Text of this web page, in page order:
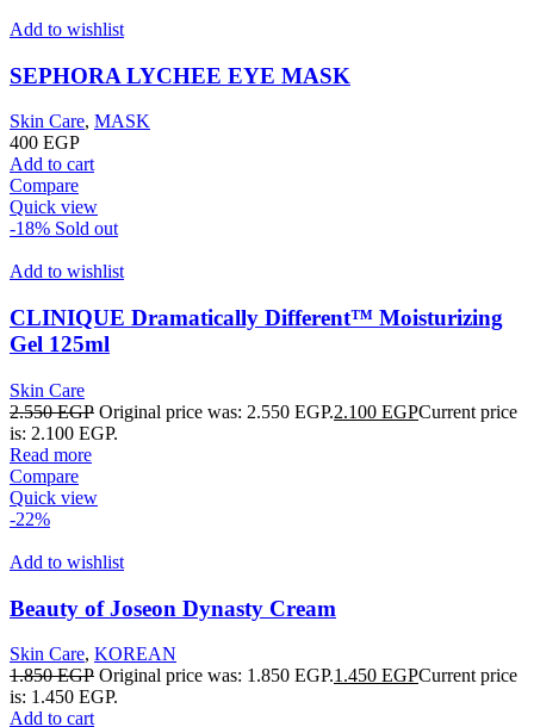
Add to wishlist
SEPHORA LYCHEE EYE MASK
Skin Care, MASK
400 EGP
Add to cart
Compare
Quick view
-18% Sold out
Add to wishlist
CLINIQUE Dramatically Different™ Moisturizing
Gel 125ml
Skin Care
2.550EGP Original price was: 2.550 EGP.2.100 EGPCurrent price
is: 2.100 EGP.
Read more
Compare
Quick view
-22%
Add to wishlist
Beauty of Joseon Dynasty Cream
Skin Care, KOREAN
1.850EGP Original price was: 1.850 EGP.1.450 EGPCurrent price
is: 1.450 EGP.
Add to cart